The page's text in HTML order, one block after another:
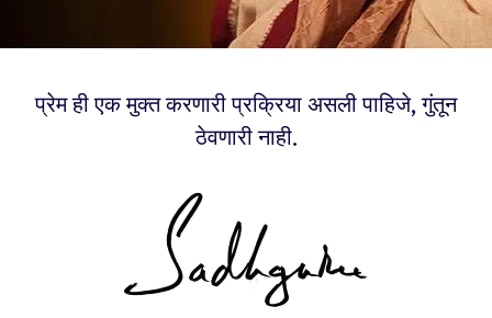
प्रेम ही एक मुक्त करणारी प्रक्रिया असली पाहिजे, गुंतून
ठेवणारी नाही.